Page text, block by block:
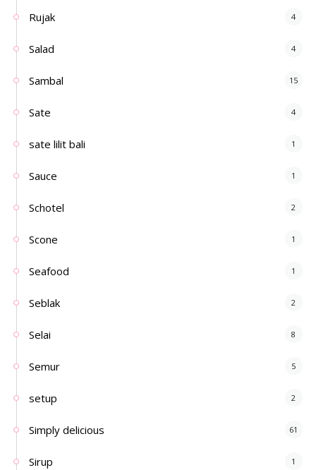
Rujak 4
Salad 4
Sambal 15
Sate 4
sate lilit bali 1
Sauce 1
Schotel 2
Scone 1
Seafood 1
Seblak 2
Selai 8
Semur 5
setup 2
Simply delicious 61
Sirup 1